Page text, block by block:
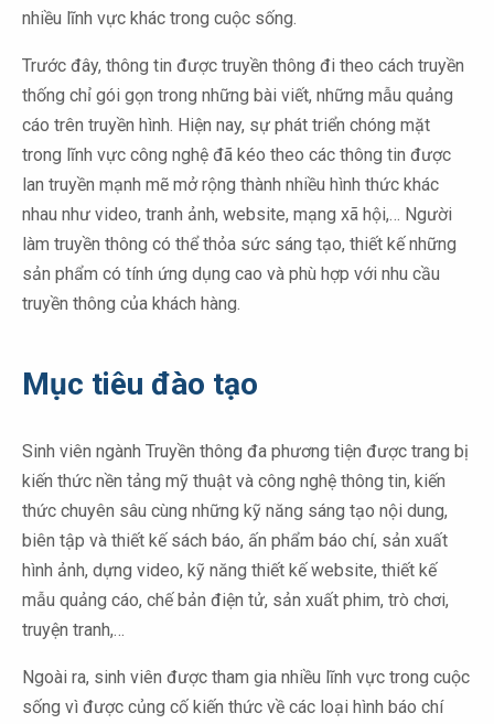
nhiều lĩnh vực khác trong cuộc sống.
Trước đây, thông tin được truyền thông đi theo cách truyền
thống chỉ gói gọn trong những bài viết, những mẫu quảng
cáo trên truyền hình. Hiện nay, sự phát triển chóng mặt
trong lĩnh vực công nghệ đã kéo theo các thông tin được
lan truyền mạnh mẽ mở rộng thành nhiều hình thức khác
nhau như video, tranh ảnh, website, mạng xã hội,… Người
làm truyền thông có thể thỏa sức sáng tạo, thiết kế những
sản phẩm có tính ứng dụng cao và phù hợp với nhu cầu
truyền thông của khách hàng.
Mục tiêu đào tạo
Sinh viên ngành Truyền thông đa phương tiện được trang bị
kiến thức nền tảng mỹ thuật và công nghệ thông tin, kiến
thức chuyên sâu cùng những kỹ năng sáng tạo nội dung,
biên tập và thiết kế sách báo, ấn phẩm báo chí, sản xuất
hình ảnh, dựng video, kỹ năng thiết kế website, thiết kế
mẫu quảng cáo, chế bản điện tử, sản xuất phim, trò chơi,
truyện tranh,…
Ngoài ra, sinh viên được tham gia nhiều lĩnh vực trong cuộc
sống vì được củng cố kiến thức về các loại hình báo chí